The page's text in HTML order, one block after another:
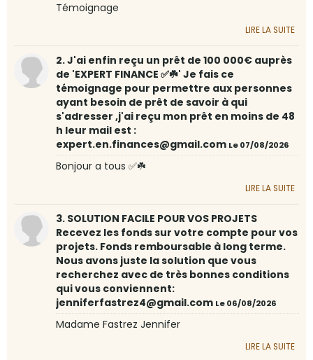
Témoignage
LIRE LA SUITE
2. J'ai enfin reçu un prêt de 100 000€ auprès
de 'EXPERT FINANCE ✅☘️' Je fais ce
témoignage pour permettre aux personnes
ayant besoin de prêt de savoir à qui
s'adresser ,j'ai reçu mon prêt en moins de 48
h leur mail est :
expert.en.finances@gmail.com Le 07/08/2026
Bonjour a tous ✅☘️
LIRE LA SUITE
3. SOLUTION FACILE POUR VOS PROJETS
Recevez les fonds sur votre compte pour vos
projets. Fonds remboursable à long terme.
Nous avons juste la solution que vous
recherchez avec de très bonnes conditions
qui vous conviennent:
jenniferfastrez4@gmail.com Le 06/08/2026
Madame Fastrez Jennifer
LIRE LA SUITE